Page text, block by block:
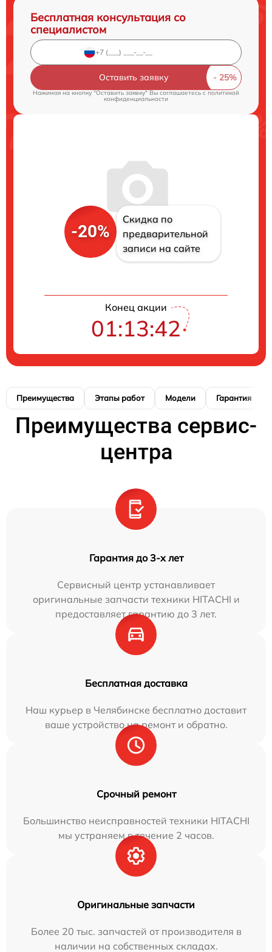
Бесплатная консультация со
специалистом
Оставить заявку
Нажимая на кнопку "Оставить заявку" Вы соглашаетесь cполитикой
конфиденциальности
-20%
Скидка по
предварительной
записи на сайте
Конец акции
01:13:41
Преимущества Этапы работ Модели Гарантия
Преимущества сервис-
центра
Гарантия до 3-х лет
Сервисный центр устанавливает
оригинальные запчасти техники HITACHI и
предоставляет гарантию до 3 лет.
Бесплатная доставка
Наш курьер в Челябинске бесплатно доставит
ваше устройство на ремонт и обратно.
Срочный ремонт
Большинство неисправностей техники HITACHI
мы устраняем в течение 2 часов.
Оригинальные запчасти
Более 20 тыс. запчастей от производителя в
наличии на собственных складах.